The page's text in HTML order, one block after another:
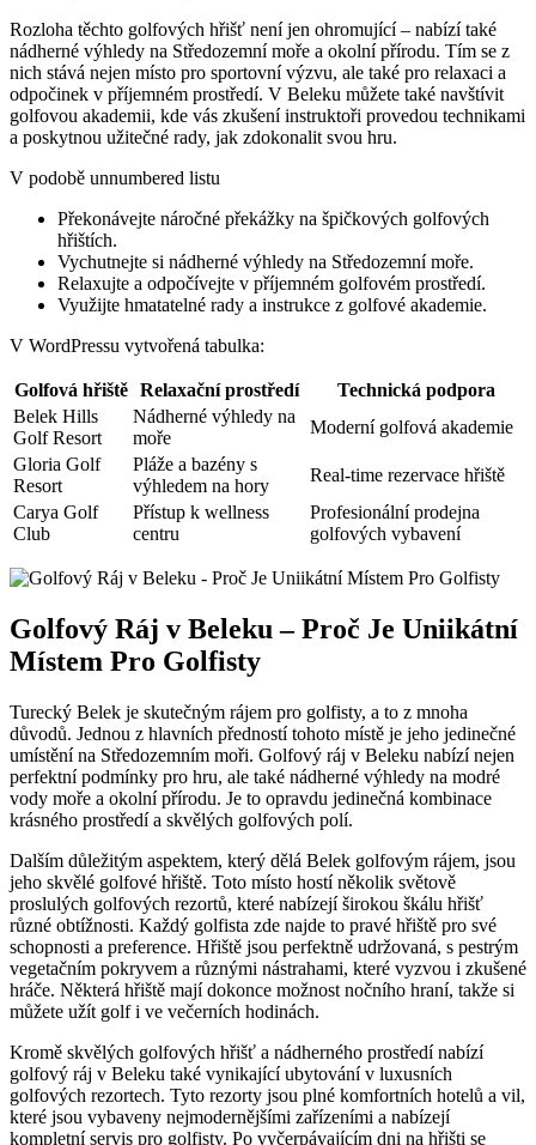
Rozloha těchto golfových hřišť není jen ohromující – nabízí také
nádherné výhledy na Středozemní moře a okolní přírodu. Tím se z
nich stává nejen místo pro sportovní výzvu, ale také pro relaxaci a
odpočinek v příjemném prostředí. V Beleku můžete také navštívit
golfovou akademii, kde vás zkušení instruktoři provedou technikami
a poskytnou užitečné rady, jak zdokonalit svou hru.
V podobě unnumbered listu
Překonávejte náročné překážky na špičkových golfových
hřištích.
Vychutnejte si nádherné výhledy na Středozemní moře.
Relaxujte a odpočívejte v příjemném golfovém prostředí.
Využijte hmatatelné rady a instrukce z golfové akademie.
V WordPressu vytvořená tabulka:
Golfová hřiště Relaxační prostředí
Technická podpora
Belek Hills
Golf Resort
Nádherné výhledy na
moře
Moderní golfová akademie
Gloria Golf
Resort
Pláže a bazény s
výhledem na hory
Real-time rezervace hřiště
Carya Golf
Club
Přístup k wellness
centru
Profesionální prodejna
golfových vybavení
Golfový Ráj v Beleku – Proč Je Uniikátní
Místem Pro Golfisty
Turecký Belek je skutečným rájem pro golfisty, a to z mnoha
důvodů. Jednou z hlavních předností tohoto místě je jeho jedinečné
umístění na Středozemním moři. Golfový ráj v Beleku nabízí nejen
perfektní podmínky pro hru, ale také nádherné výhledy na modré
vody moře a okolní přírodu. Je to opravdu jedinečná kombinace
krásného prostředí a skvělých golfových polí.
Dalším důležitým aspektem, který dělá Belek golfovým rájem, jsou
jeho skvělé golfové hřiště. Toto místo hostí několik světově
proslulých golfových rezortů, které nabízejí širokou škálu hřišť
různé obtížnosti. Každý golfista zde najde to pravé hřiště pro své
schopnosti a preference. Hřiště jsou perfektně udržovaná, s pestrým
vegetačním pokryvem a různými nástrahami, které vyzvou i zkušené
hráče. Některá hřiště mají dokonce možnost nočního hraní, takže si
můžete užít golf i ve večerních hodinách.
Kromě skvělých golfových hřišť a nádherného prostředí nabízí
golfový ráj v Beleku také vynikající ubytování v luxusních
golfových rezortech. Tyto rezorty jsou plné komfortních hotelů a vil,
které jsou vybaveny nejmodernějšími zařízeními a nabízejí
kompletní servis pro golfisty. Po vyčerpávajícím dni na hřišti se